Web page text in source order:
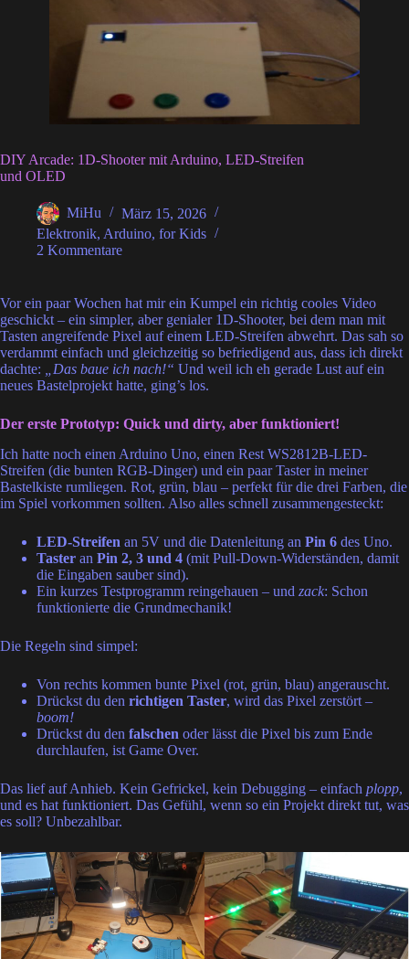
DIY Arcade: 1D-Shooter mit Arduino, LED-Streifen
und OLED
MiHu
März 15, 2026
Elektronik, Arduino, for Kids
2 Kommentare
Vor ein paar Wochen hat mir ein Kumpel ein richtig cooles Video
geschickt – ein simpler, aber genialer 1D-Shooter, bei dem man mit
Tasten angreifende Pixel auf einem LED-Streifen abwehrt. Das sah so
verdammt einfach und gleichzeitig so befriedigend aus, dass ich direkt
dachte: „Das baue ich nach!“ Und weil ich eh gerade Lust auf ein
neues Bastelprojekt hatte, ging’s los.
Der erste Prototyp: Quick und dirty, aber funktioniert!
Ich hatte noch einen Arduino Uno, einen Rest WS2812B-LED-
Streifen (die bunten RGB-Dinger) und ein paar Taster in meiner
Bastelkiste rumliegen. Rot, grün, blau – perfekt für die drei Farben, die
im Spiel vorkommen sollten. Also alles schnell zusammengesteckt:
LED-Streifen an 5V und die Datenleitung an Pin 6 des Uno.
Taster an Pin 2, 3 und 4 (mit Pull-Down-Widerständen, damit
die Eingaben sauber sind).
Ein kurzes Testprogramm reingehauen – und zack: Schon
funktionierte die Grundmechanik!
Die Regeln sind simpel:
Von rechts kommen bunte Pixel (rot, grün, blau) angerauscht.
Drückst du den richtigen Taster, wird das Pixel zerstört –
boom!
Drückst du den falschen oder lässt die Pixel bis zum Ende
durchlaufen, ist Game Over.
Das lief auf Anhieb. Kein Gefrickel, kein Debugging – einfach plopp,
und es hat funktioniert. Das Gefühl, wenn so ein Projekt direkt tut, was
es soll? Unbezahlbar.